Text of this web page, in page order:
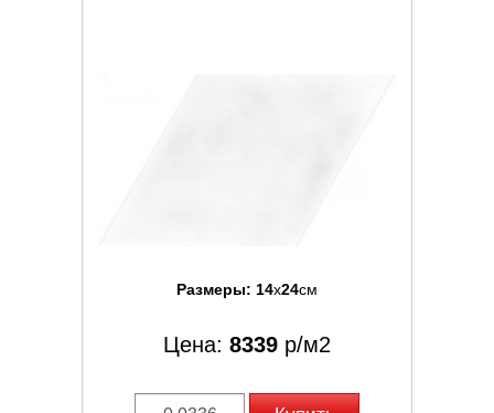
Размеры: 14x24см
Цена: 8339 р/м2